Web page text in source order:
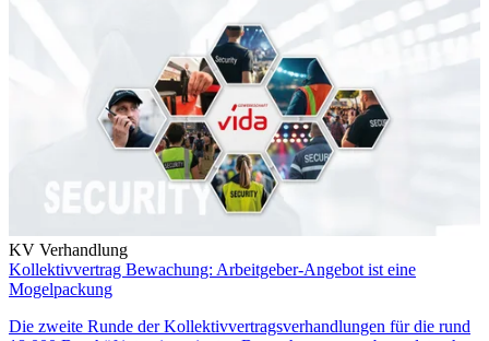
KV Verhandlung
Kollektivvertrag Bewachung: Arbeitgeber-Angebot ist eine
Mogelpackung
Die zweite Runde der Kollektivvertragsverhandlungen für die rund